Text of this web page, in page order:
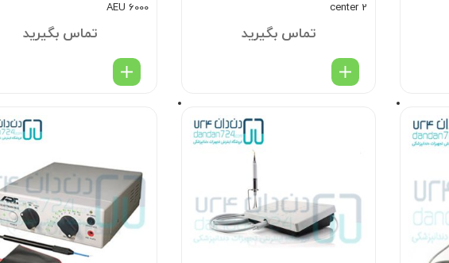
center 2
تماس بگیرید
AEU 6000
تماس بگیرید